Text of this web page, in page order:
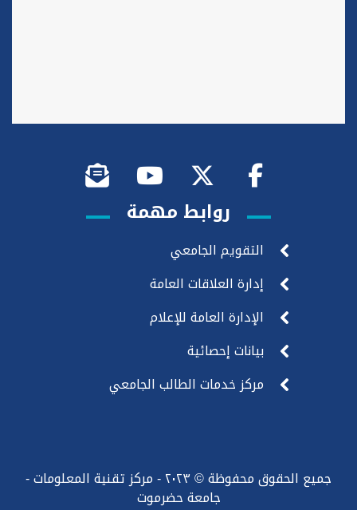
روابط مهمة
التقويم الجامعي
إدارة العلاقات العامة
الإدارة العامة للإعلام
بيانات إحصائية
مركز خدمات الطالب الجامعي
جميع الحقوق محفوظة © ٢٠٢٣ - مركز تقنية المعلومات -
جامعة حضرموت